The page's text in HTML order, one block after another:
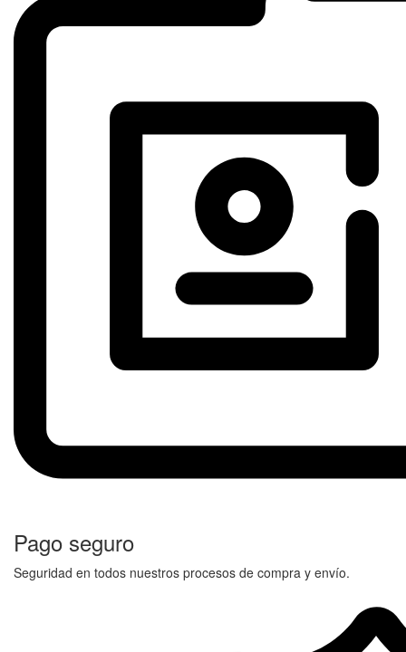
Pago seguro
Seguridad en todos nuestros procesos de compra y envío.